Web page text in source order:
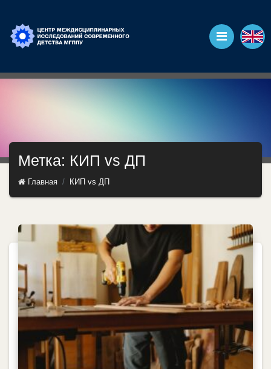
Метка: КИП vs ДП
Главная КИП vs ДП